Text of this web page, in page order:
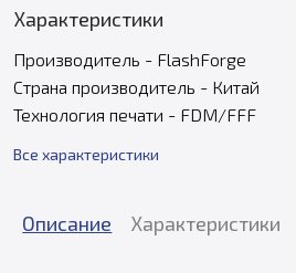
Характеристики
Производитель - FlashForge
Страна производитель - Китай
Технология печати - FDM/FFF
Все характеристики
Описание Характеристики